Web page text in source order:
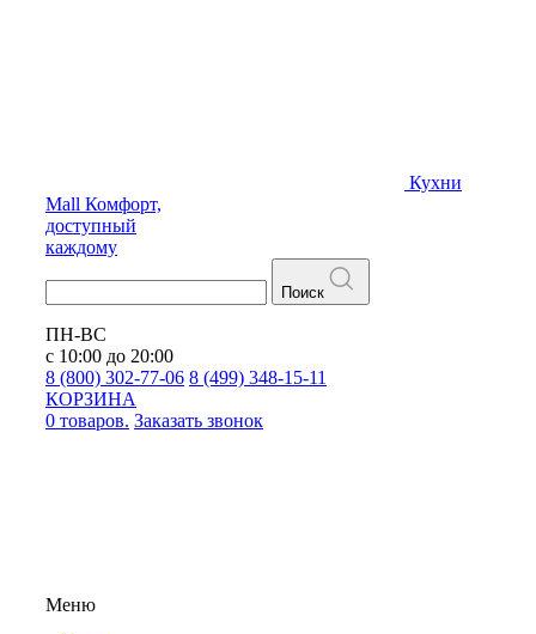
Кухни
Mall Комфорт,
доступный
каждому
Поиск
ПН-ВС
с 10:00 до 20:00
8 (800) 302-77-06 8 (499) 348-15-11
КОРЗИНА
0 товаров. Заказать звонок
Меню